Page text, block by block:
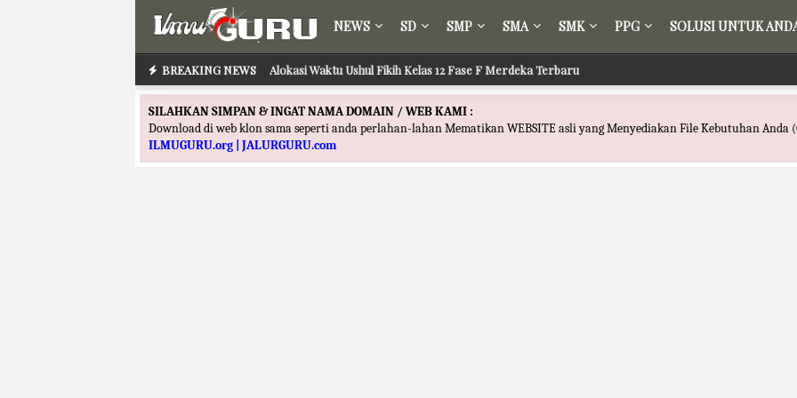
NEWS SD SMP SMA SMK PPG SOLUSI UNTUK
BREAKING NEWS Alokasi Waktu Ushul Fikih Kelas 12 Fase F Merdeka Terbaru
SILAHKAN SIMPAN & INGAT NAMA DOMAIN / WEB KAMI :
Download di web klon sama seperti anda perlahan-lahan Mematikan WEBSITE asli yang Menyediakan File Kebutuhan Anda
ILMUGURU.org | JALURGURU.com